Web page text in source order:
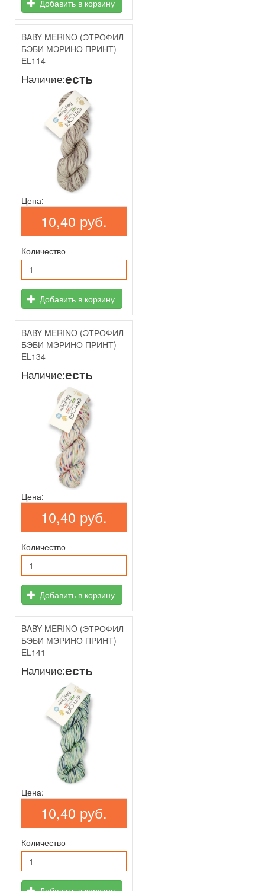
Добавить в корзину
BABY MERINO (ЭТРОФИЛ
БЭБИ МЭРИНО ПРИНТ)
EL114
Наличие:есть
Цена:
10,40 руб.
Количество
Добавить в корзину
BABY MERINO (ЭТРОФИЛ
БЭБИ МЭРИНО ПРИНТ)
EL134
Наличие:есть
Цена:
10,40 руб.
Количество
Добавить в корзину
BABY MERINO (ЭТРОФИЛ
БЭБИ МЭРИНО ПРИНТ)
EL141
Наличие:есть
Цена:
10,40 руб.
Количество